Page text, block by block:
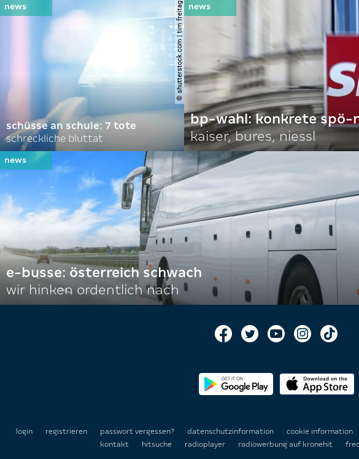
© shutterstock.com | tim freitag
schüsse an schule: 7 tote
schreckliche bluttat
bp-wahl: konkrete spö-
kaiser, bures, niessl
e-busse: österreich schwach
wir hinken ordentlich nach
login registrieren passwort vergessen? datenschutzinformation cookie information
kontakt
hitsuche radioplayer radiowerbung auf kronehit